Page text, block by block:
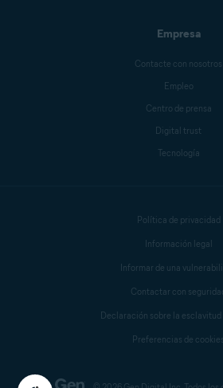
Empresa
Contacte con nosotros
Empleo
Centro de prensa
Digital trust
Tecnología
Política de privacidad
Información legal
Informar de una
Contactar con
Declaración sobre la esclavitud
Preferencias de cookies